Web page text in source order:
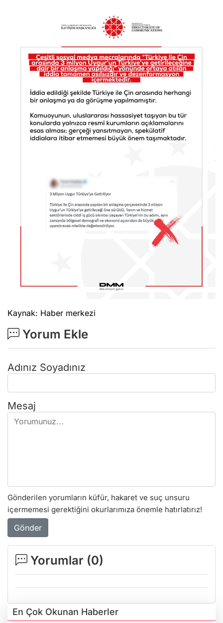
Kaynak: Haber merkezi
Yorum Ekle
Adınız Soyadınız
Mesaj
Gönderilen yorumların küfür, hakaret ve suç unsuru
içermemesi gerektiğini okurlarımıza önemle hatırlatırız!
Gönder
Yorumlar (0)
En Çok Okunan Haberler